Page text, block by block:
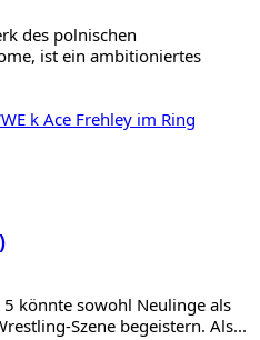
des polnischen
ist ein ambitioniertes
könnte sowohl Neulinge als
Szene begeistern. Als...